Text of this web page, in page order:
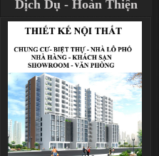
Dịch Dụ - Hoàn Thiện